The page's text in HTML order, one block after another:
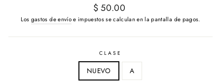
Precio
habitual
$ 50.00
Los gastos de envíoe impuestos se calculan en la pantalla de pagos.
CLASE
NUEVO A